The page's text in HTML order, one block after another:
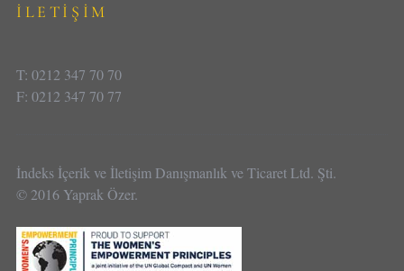
İLETİŞİM
T: 0212 347 70 70
F: 0212 347 70 77
İndeks İçerik ve İletişim Danışmanlık ve Ticaret Ltd. Şti.
© 2016 Yaprak Özer.